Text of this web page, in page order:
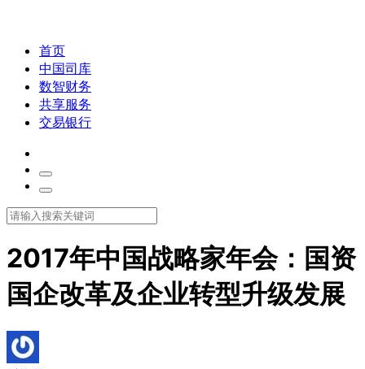
首页
中国司库
数智财务
共享服务
交易银行
2017年中国战略家年会：国资
国企改革及企业转型升级发展